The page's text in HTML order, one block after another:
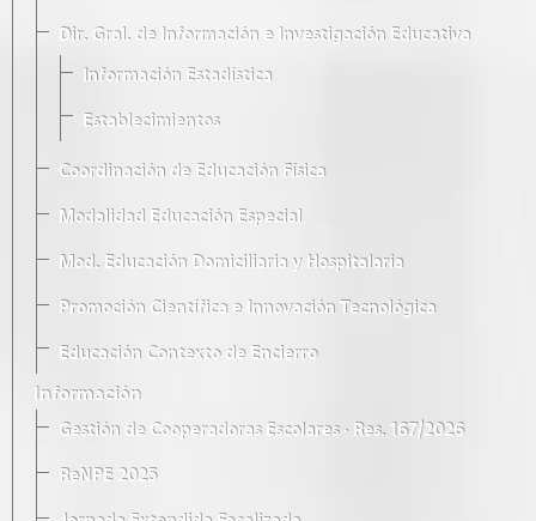
Dir. Gral. de Información e Investigación Educativa
Información Estadística
Establecimientos
Coordinación de Educación Física
Modalidad Educación Especial
Mod. Educación Domiciliaria y Hospitalaria
Promoción Científica e Innovación Tecnológica
Educación Contexto de Encierro
Información
Gestión de Cooperadoras Escolares · Res. 167/2026
ReNPE 2025